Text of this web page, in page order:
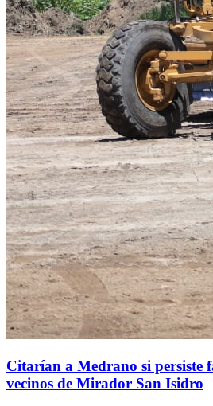
Citarían a Medrano si persiste
vecinos de Mirador San Isidro